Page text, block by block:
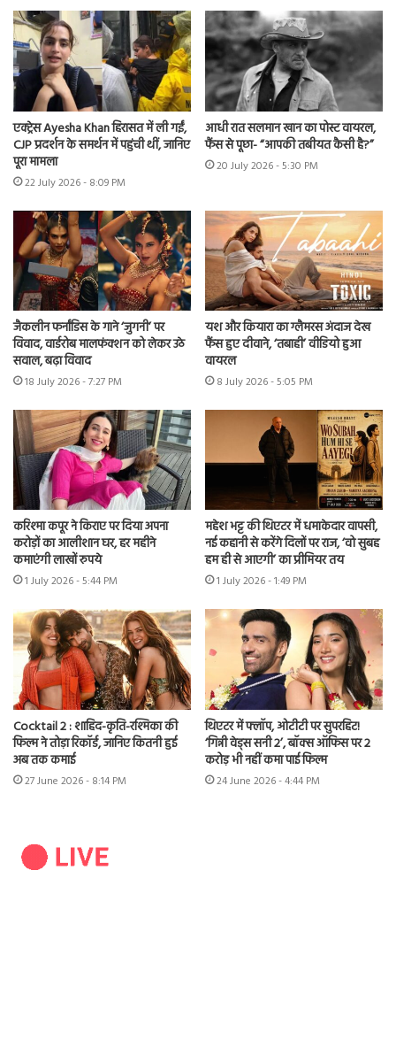
एक्ट्रेस Ayesha Khan हिरासत में ली गईं,
CJP प्रदर्शन के समर्थन में पहुंची थीं, जानिए
पूरा मामला
22 July 2026 - 8:09 PM
आधी रात सलमान खान का पोस्ट वायरल,
फैंस से पूछा- “आपकी तबीयत कैसी है?”
20 July 2026 - 5:30 PM
जैकलीन फर्नांडिस के गाने ‘जुगनी’ पर
विवाद, वार्डरोब मालफंक्शन को लेकर उठे
सवाल, बढ़ा विवाद
18 July 2026 - 7:27 PM
यश और कियारा का ग्लैमरस अंदाज देख
फैंस हुए दीवाने, ‘तबाही’ वीडियो हुआ
वायरल
8 July 2026 - 5:05 PM
करिश्मा कपूर ने किराए पर दिया अपना
करोड़ों का आलीशान घर, हर महीने
कमाएंगी लाखों रुपये
1 July 2026 - 5:44 PM
महेश भट्ट की थिएटर में धमाकेदार वापसी,
नई कहानी से करेंगे दिलों पर राज, ‘वो सुबह
हम ही से आएगी’ का प्रीमियर तय
1 July 2026 - 1:49 PM
Cocktail 2 : शाहिद-कृति-रश्मिका की
फिल्म ने तोड़ा रिकॉर्ड, जानिए कितनी हुई
अब तक कमाई
27 June 2026 - 8:14 PM
थिएटर में फ्लॉप, ओटीटी पर सुपरहिट!
‘गिन्नी वेड्स सनी 2’, बॉक्स ऑफिस पर 2
करोड़ भी नहीं कमा पाई फिल्म
24 June 2026 - 4:44 PM